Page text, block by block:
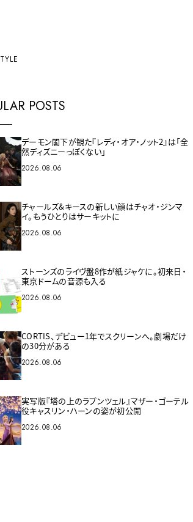
POSTS
デーモン閣下が観た『レディ・オア・ノット2』は「全
然ディズニーっぽくない」
2026.08.06
チャールズ&キースの新しい顔はチャオ・ジンマ
イ。もうひとりはサーキットに
2026.08.06
ストーンズのライヴ盤8作が紙ジャケに。初来日・
東京ドームの音源も入る
2026.08.06
CORTIS、デビュー1年でスクリーンへ。劇場だけ
の30分がある
2026.08.06
実写版『塔の上のラプンツェル』マザー・ゴーテル
役キャスリン・ハーンの姿が初公開
2026.08.06